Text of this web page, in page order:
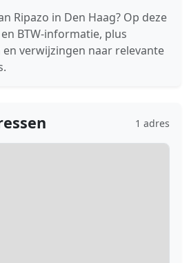
Ripazo in Den Haag? Op deze
BTW-informatie, plus
verwijzingen naar relevante
1 adres